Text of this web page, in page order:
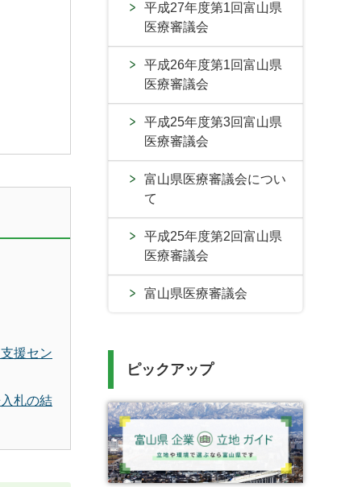
援セン
札の結
平成27年度第1回富山県
医療審議会
平成26年度第1回富山県
医療審議会
平成25年度第3回富山県
医療審議会
富山県医療審議会につい
て
平成25年度第2回富山県
医療審議会
富山県医療審議会
ピックアップ